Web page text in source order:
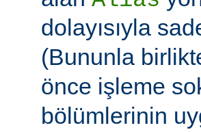
dolayısıyla
(Bununla
önce işleme
bölümlerinin